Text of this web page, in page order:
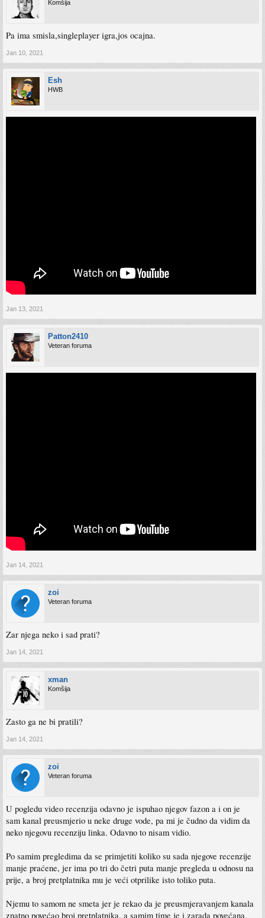
Komšija
Pa ima smisla,singleplayer igra,jos ocajna.
Jan 10, 2021
Esh
HWB
Jan 13, 2021
Patton2410
Veteran foruma
Jan 14, 2021
zoi
Veteran foruma
Zar njega neko i sad prati?
Jan 14, 2021
xman
Komšija
Zasto ga ne bi pratili?
Jan 14, 2021
zoi
Veteran foruma
U pogledu video recenzija odavno je ispuhao njegov fazon a i on je
sam kanal preusmjerio u neke druge vode, pa mi je čudno da vidim da
neko njegovu recenziju linka. Odavno to nisam vidio.
Po samim pregledima da se primjetiti koliko su sada njegove recenzije
manje praćene, jer ima po tri do četri puta manje pregleda u odnosu na
prije, a broj pretplatnika mu je veći otprilike isto toliko puta.
Njemu to samom ne smeta jer je rekao da je preusmjeravanjem kanala
znatno povećao broj pretplatnika, a samim time je i zarada povećana,